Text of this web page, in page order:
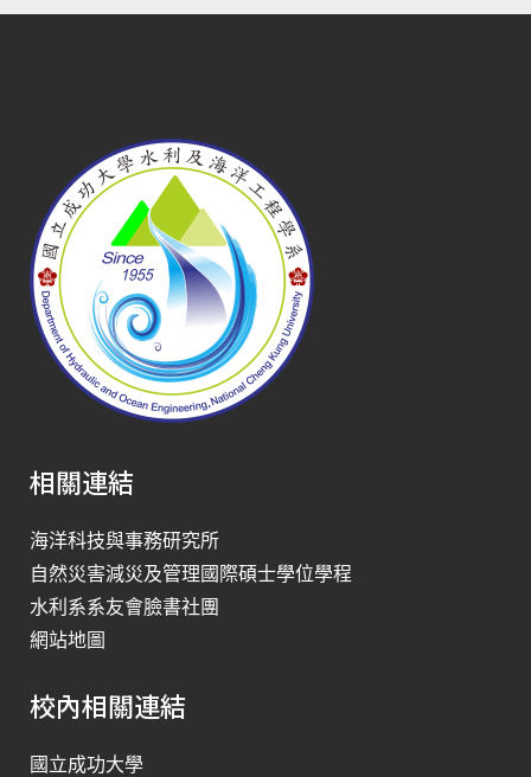
相關連結
海洋科技與事務研究所
自然災害減災及管理國際碩士學位學程
水利系系友會臉書社團
網站地圖
校內相關連結
國立成功大學